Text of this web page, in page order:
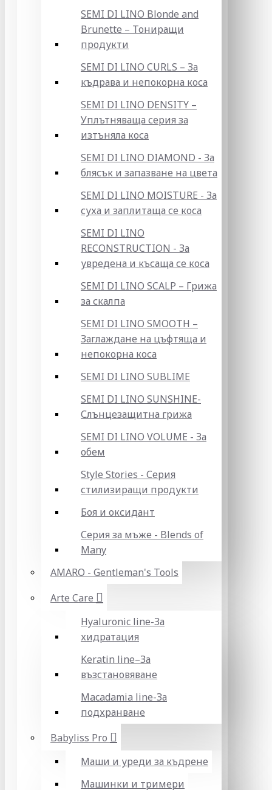
SEMI DI LINO Blonde and
Brunette – Тониращи
продукти
SEMI DI LINO CURLS – За
къдрава и непокорна коса
SEMI DI LINO DENSITY –
Уплътняваща серия за
изтъняла коса
SEMI DI LINO DIAMOND - За
блясък и запазване на цвета
SEMI DI LINO MOISTURE - За
суха и заплитаща се коса
SEMI DI LINO
RECONSTRUCTION - За
увредена и късаща се коса
SEMI DI LINO SCALP – Грижа
за скалпа
SEMI DI LINO SMOOTH –
Заглаждане на цъфтяща и
непокорна коса
SEMI DI LINO SUBLIME
SEMI DI LINO SUNSHINE-
Слънцезащитна грижа
SEMI DI LINO VOLUME - За
обем
Style Stories - Серия
стилизиращи продукти
Боя и оксидант
Серия за мъже - Blends of
Many
AMARO - Gentleman's Tools
Arte Care
Hyaluronic line-За
хидратация
Keratin line–За
възстановяване
Macadamia line-За
подхранване
Babyliss Pro
Маши и уреди за къдрене
Машинки и тримери